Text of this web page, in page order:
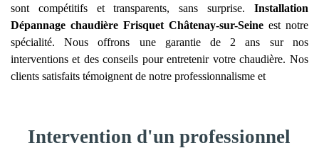
sont compétitifs et transparents, sans surprise. Installation
Dépannage chaudière Frisquet Châtenay-sur-Seineest notre
spécialité. Nous offrons une garantie de 2 ans sur nos
interventions et des conseils pour entretenir votre chaudière. Nos
clients satisfaits témoignent de notre professionnalisme et
Intervention d'un professionnel